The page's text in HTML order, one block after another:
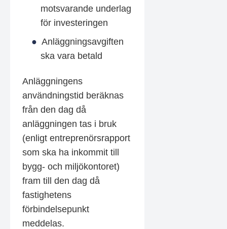
motsvarande underlag
för investeringen
Anläggningsavgiften
ska vara betald
Anläggningens
användningstid beräknas
från den dag då
anläggningen tas i bruk
(enligt entreprenörsrapport
som ska ha inkommit till
bygg- och miljökontoret)
fram till den dag då
fastighetens
förbindelsepunkt
meddelas.